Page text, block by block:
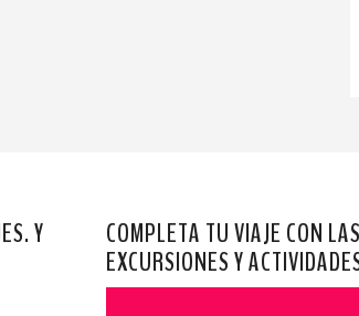
Y
COMPLETA TU VIAJE CON
EXCURSIONES Y